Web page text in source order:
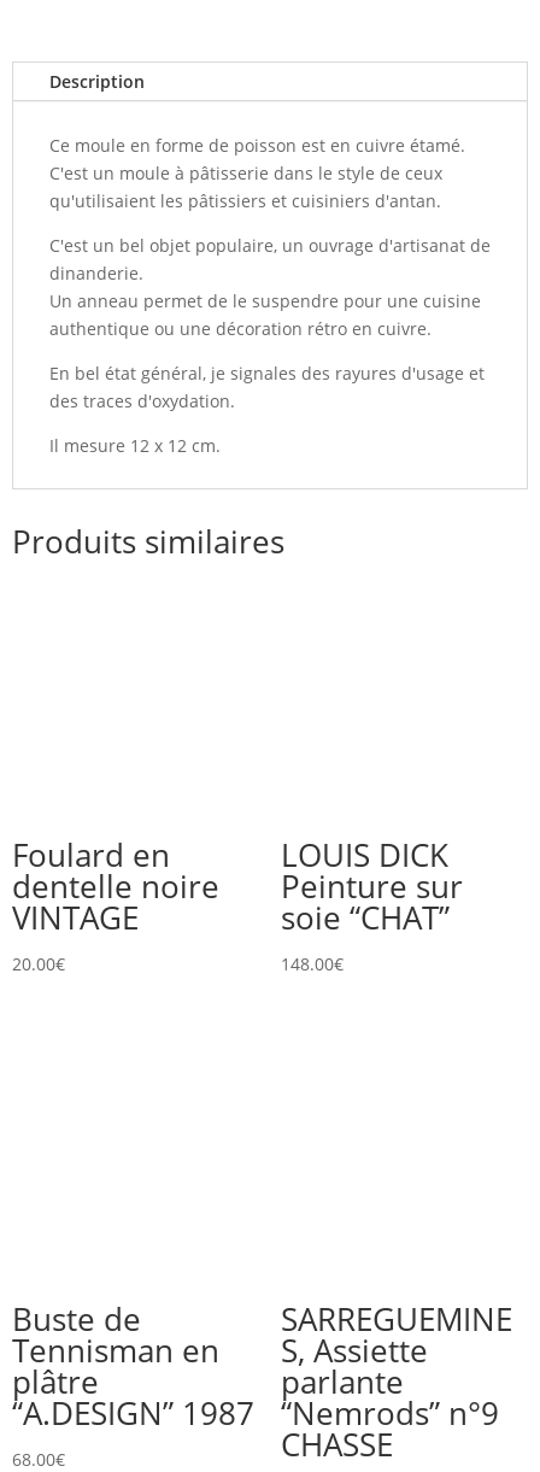
Description
Ce moule en forme de poisson est en cuivre étamé.
C'est un moule à pâtisserie dans le style de ceux
qu'utilisaient les pâtissiers et cuisiniers d'antan.
C'est un bel objet populaire, un ouvrage d'artisanat de
dinanderie.
Un anneau permet de le suspendre pour une cuisine
authentique ou une décoration rétro en cuivre.
En bel état général, je signales des rayures d'usage et
des traces d'oxydation.
Il mesure 12 x 12 cm.
Produits similaires
Foulard en
dentelle noire
VINTAGE
20.00€
LOUIS DICK
Peinture sur
soie “CHAT”
148.00€
Buste de
Tennisman en
plâtre
“A.DESIGN” 1987
68.00€
SARREGUEMINE
S, Assiette
parlante
“Nemrods” n°9
CHASSE